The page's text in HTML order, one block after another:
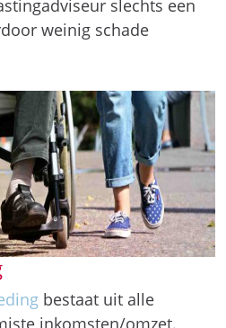
slechts een
weinig schade
bestaat uit alle
inkomsten/omzet.